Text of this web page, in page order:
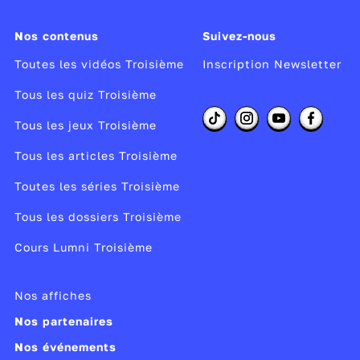
guerre.
mondiale, découvrez en vidéo :
artistiquesdont elle a été l'objet.
Réalisateur :Isabelle Clarke, Daniel Costelle
Producteur :CC&C, idéacom International Inc
Modifié le 24/03/26
Nos contenus
Toutes les vidéos Troisième
Tous les quiz Troisième
Tous les jeux Troisième
Tous les articles Troisième
Toutes les séries Troisième
Tous les dossiers Troisième
Cours Lumni Troisième
Suivez-nous
Inscription Newsletter
Nos affiches
Nos partenaires
Nos événements